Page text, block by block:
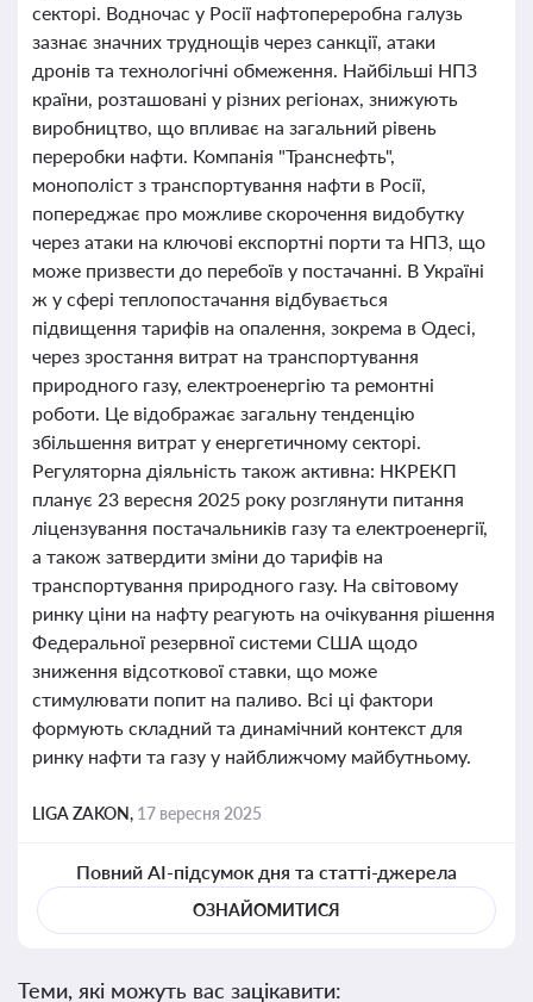
секторі. Водночас у Росії нафтопереробна галузь
зазнає значних труднощів через санкції, атаки
дронів та технологічні обмеження. Найбільші НПЗ
країни, розташовані у різних регіонах, знижують
виробництво, що впливає на загальний рівень
переробки нафти. Компанія "Транснефть",
монополіст з транспортування нафти в Росії,
попереджає про можливе скорочення видобутку
через атаки на ключові експортні порти та НПЗ, що
може призвести до перебоїв у постачанні. В Україні
ж у сфері теплопостачання відбувається
підвищення тарифів на опалення, зокрема в Одесі,
через зростання витрат на транспортування
природного газу, електроенергію та ремонтні
роботи. Це відображає загальну тенденцію
збільшення витрат у енергетичному секторі.
Регуляторна діяльність також активна: НКРЕКП
планує 23 вересня 2025 року розглянути питання
ліцензування постачальників газу та електроенергії,
а також затвердити зміни до тарифів на
транспортування природного газу. На світовому
ринку ціни на нафту реагують на очікування рішення
Федеральної резервної системи США щодо
зниження відсоткової ставки, що може
стимулювати попит на паливо. Всі ці фактори
формують складний та динамічний контекст для
ринку нафти та газу у найближчому майбутньому.
LIGA ZAKON, 17 вересня 2025
Повний AI-підсумок дня та статті-джерела
ОЗНАЙОМИТИСЯ
Теми, які можуть вас зацікавити: